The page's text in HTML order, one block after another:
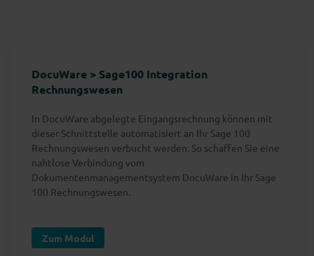
DocuWare > Sage100 Integration
Rechnungswesen
In DocuWare abgelegte Eingangsrechnung können mit
dieser Schnittstelle automatisiert an Ihr Sage 100
Rechnungswesen verbucht werden. So schaffen Sie eine
nahtlose Verbindung vom
Dokumentenmanagementsystem DocuWare in Ihr Sage
100 Rechnungswesen.
Zum Modul